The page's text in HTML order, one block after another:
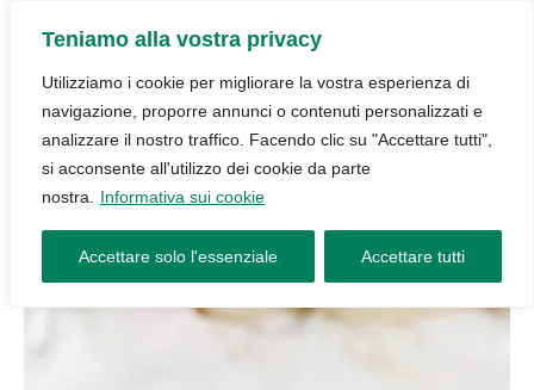
Teniamo alla vostra privacy
Utilizziamo i cookie per migliorare la vostra esperienza di
navigazione, proporre annunci o contenuti personalizzati e
analizzare il nostro traffico. Facendo clic su "Accettare tutti",
si acconsente all'utilizzo dei cookie da parte
nostra.
Informativa sui cookie
Accettare solo l'essenziale Accettare tutti